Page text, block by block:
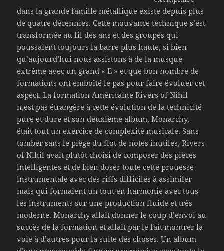
dans la grande famille métallique existe depuis plus
de quatre décennies. Cette mouvance technique s’est
transformée au fil des ans et des groupes qui
poussaient toujours la barre plus haute, si bien
qu’aujourd’hui nous assistons à de la musque
extrême avec un grand « E » et que bon nombre de
formations ont emboîté le pas pour faire évoluer cet
aspect. La formation Américaine Rivers of Nihil
n,est pas étrangère à cette évolution de la technicité
pure et dure et son deuxième album, Monarchy,
était tout un exercice de complexité musicale. Sans
tomber sans le piège du flot de notes inutiles, Rivers
of Nihil avait plutôt choisi de composer des pièces
intelligentes et de bien doser toute cette prouesse
instrumentale avec des riffs difficiles à assimiler
mais qui formaient un tout en harmonie avec tous
les instruments sur une production fluide et très
moderne. Monarchy allait donner le coup d’envoi au
succès de la formation et allait par le fait montrer la
voie à d’autres pour la suite des choses. Un album